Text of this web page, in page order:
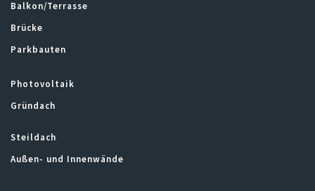
Balkon/Terrasse
Brücke
Parkbauten
Photovoltaik
Gründach
Steildach
Außen- und Innenwände